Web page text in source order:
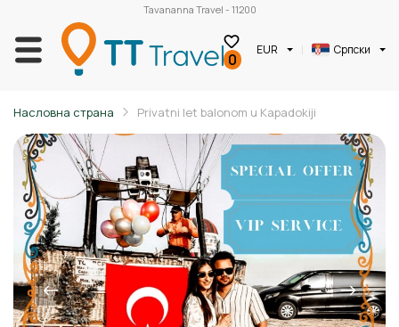
Tavananna Travel - 11200
0 EUR Српски
Насловна страна Privatni let balonom u Kapadokiji